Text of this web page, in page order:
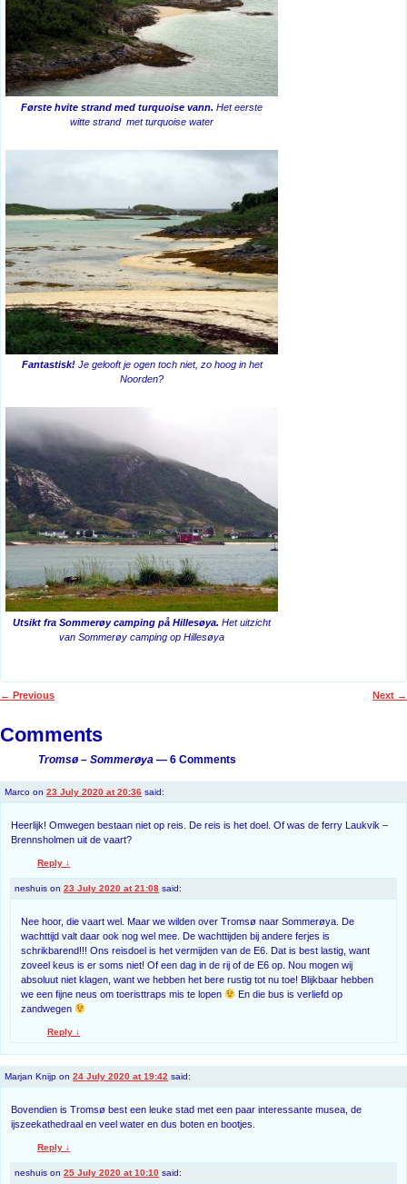
Første hvite strand med turquoise vann. Het eerste
witte strand met turquoise water
Fantastisk!Je gelooft je ogen toch niet, zo hoog in het
Noorden?
Utsikt fra Sommerøy camping på Hillesøya. Het uitzicht
van Sommerøy camping op Hillesøya
← Previous Next →
Comments
Tromsø – Sommerøya — 6 Comments
Marco on 23 July 2020 at 20:36 said:
Heerlijk! Omwegen bestaan niet op reis. De reis is het doel. Of was de ferry Laukvik –
Brennsholmen uit de vaart?
Reply ↓
neshuis on 23 July 2020 at 21:08 said:
Nee hoor, die vaart wel. Maar we wilden over Tromsø naar Sommerøya. De
wachttijd valt daar ook nog wel mee. De wachttijden bij andere ferjes is
schrikbarend!!! Ons reisdoel is het vermijden van de E6. Dat is best lastig, want
zoveel keus is er soms niet! Of een dag in de rij of de E6 op. Nou mogen wij
absoluut niet klagen, want we hebben het bere rustig tot nu toe! Blijkbaar hebben
we een fijne neus om toeristtraps mis te lopen
En die bus is verliefd op
zandwegen
Reply ↓
Marjan Knijp on 24 July 2020 at 19:42 said:
Bovendien is Tromsø best een leuke stad met een paar interessante musea, de
ijszeekathedraal en veel water en dus boten en bootjes.
Reply ↓
neshuis on 25 July 2020 at 10:10 said: